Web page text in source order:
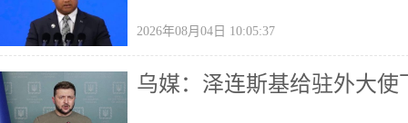
2026年08月04日 10:05:37
乌媒：泽连斯基给驻外大使